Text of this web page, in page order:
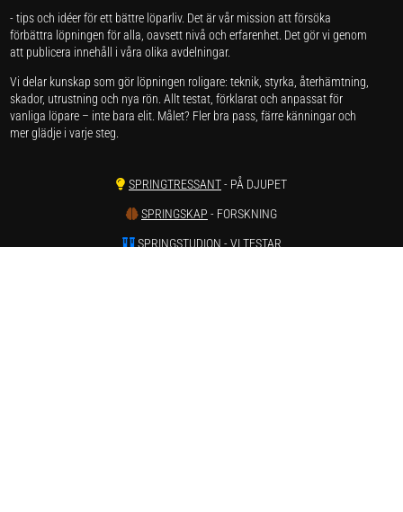
- tips och idéer för ett bättre löparliv. Det är vår mission att försöka
förbättra löpningen för alla, oavsett nivå och erfarenhet. Det gör vi genom
att publicera innehåll i våra olika avdelningar.
Vi delar kunskap som gör löpningen roligare: teknik, styrka, återhämtning,
skador, utrustning och nya rön. Allt testat, förklarat och anpassat för
vanliga löpare – inte bara elit. Målet? Fler bra pass, färre känningar och
mer glädje i varje steg.
SPRINGTRESSANT- PÅ DJUPET
SPRINGSKAP - FORSKNING
SPRINGSTUDION - VI TESTAR